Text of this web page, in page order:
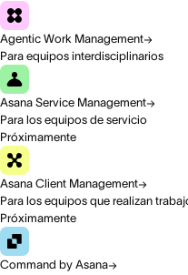
Agentic Work Management
Para equipos interdisciplinarios
Asana Service Management
Para los equipos de servicio
Próximamente
Asana Client Management
Para los equipos que realizan
Próximamente
Command by Asana